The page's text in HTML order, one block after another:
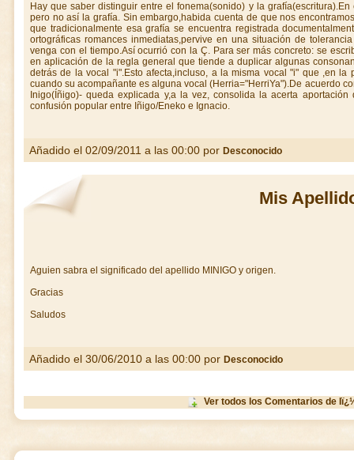
Hay que saber distinguir entre el fonema(sonido) y la
pero no así la grafía. Sin embargo,habida cuenta de que nos
que tradicionalmente esa grafía se encuentra registrada
ortográficas romances inmediatas,pervive en una situación de
venga con el tiempo.Así ocurrió con la Ç. Para ser más concreto: se
en aplicación de la regla general que tiende a duplicar algunas
detrás de la vocal "i".Esto afecta,incluso, a la misma vocal "i" que ,en la
cuando su acompañante es alguna vocal (Herria="HerriYa").De acuerdo
Inigo(Íñigo)- queda explicada y,a la vez, consolida la acerta
confusión popular entre Iñigo/Eneko e Ignacio.
Añadido el 02/09/2011 a las 00:00 por Desconocido
Mis
Aguien sabra el significado del apellido MINIGO y origen.
Gracias
Saludos
Añadido el 30/06/2010 a las 00:00 por Desconocido
Ver todos los Comentarios de